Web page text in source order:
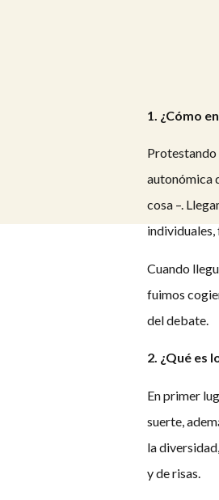
1. ¿Cómo
Protestando
autonómica
cosa –.
individuales,
Cuando
fuimos
del debate.
2. ¿Qué es
En primer
suerte,
la
y de risas.